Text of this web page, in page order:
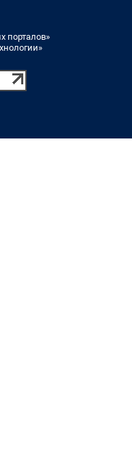
порталов»